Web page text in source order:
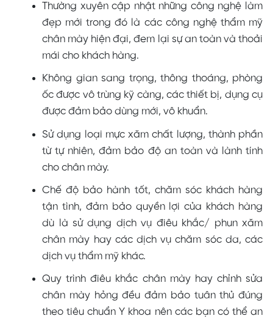
Thường xuyên cập nhật những công nghệ làm
đẹp mới trong đó là các công nghệ thẩm mỹ
chân mày hiện đại, đem lại sự an toàn và thoải
mái cho khách hàng.
Không gian sang trọng, thông thoáng, phòng
ốc được vô trùng kỹ càng, các thiết bị, dụng cụ
được đảm bảo dùng mới, vô khuẩn.
Sử dụng loại mực xăm chất lượng, thành phần
từ tự nhiên, đảm bảo độ an toàn và lành tính
cho chân mày.
Chế độ bảo hành tốt, chăm sóc khách hàng
tận tình, đảm bảo quyền lợi của khách hàng
dù là sử dụng dịch vụ điêu khắc/ phun xăm
chân mày hay các dịch vụ chăm sóc da, các
dịch vụ thẩm mỹ khác.
Quy trình điêu khắc chân mày hay chỉnh sửa
chân mày hỏng đều đảm bảo tuân thủ đúng
theo tiêu chuẩn Y khoa nên các bạn có thể an